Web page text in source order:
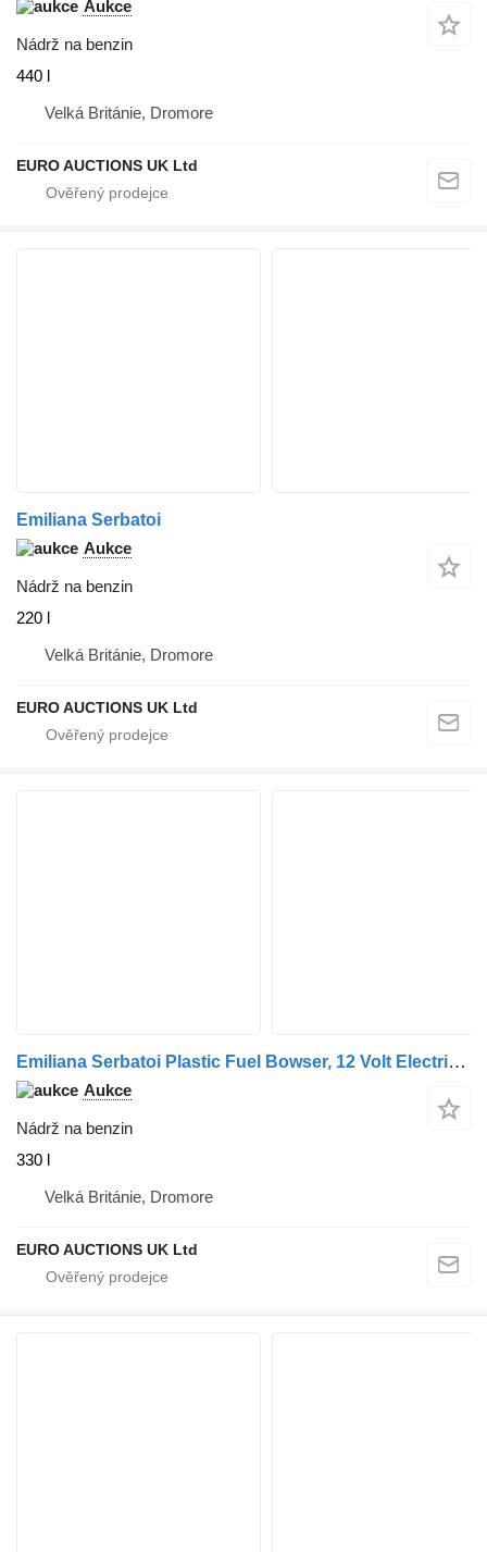
Aukce
Nádrž na benzin
440 l
Velká Británie, Dromore
EURO AUCTIONS UK Ltd
Emiliana Serbatoi
Aukce
Nádrž na benzin
220 l
Velká Británie, Dromore
EURO AUCTIONS UK Ltd
Emiliana Serbatoi Plastic Fuel Bowser, 12 Volt Electric Pump
Aukce
Nádrž na benzin
330 l
Velká Británie, Dromore
EURO AUCTIONS UK Ltd